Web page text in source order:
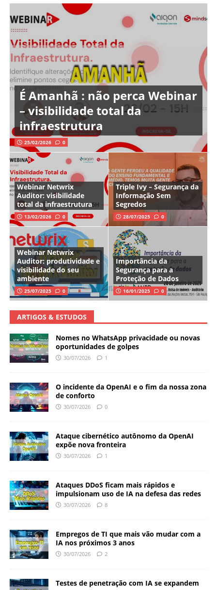
É Amanhã : não perca Webinar
– visibilidade total da
infraestrutura
25/02/2026 0
Webinar Netwrix
Auditor: visibilidade
total da infraestrutura
13/02/2026 0
Triple Ivy – Segurança da
Informação Sem
Segredos
28/07/2025 0
Webinar Netwrix
Auditor: produtividade e
visibilidade do seu
ambiente
25/07/2025 0
Importância da
Segurança para a
Proteção de Dados
16/01/2025 0
ARTIGOS & ESTUDOS
Nomes no WhatsApp privacidade ou novas
oportunidades de golpes
30/07/2026 1
O incidente da OpenAI e o fim da nossa zona
de conforto
30/07/2026 0
Ataque cibernético autônomo da OpenAI
expõe nova fronteira
30/07/2026 1
Ataques DDoS ficam mais rápidos e
impulsionam uso de IA na defesa das redes
30/07/2026 8
Empregos de TI que mais vão mudar com a
IA nos próximos 3 anos
30/07/2026 2
Testes de penetração com IA se expandem